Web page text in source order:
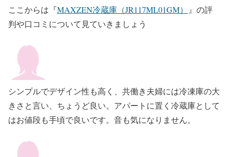
ここからは 『MAXZEN冷蔵庫（JR117ML01GM）
』の評
判や口コミについて見ていきましょう
シンプルでデザイン性も高く、共働き夫婦には冷凍庫の大
きさと言い、ちょうど良い。アパートに置く冷蔵庫として
はお値段も手頃で良いです。音も気になりません。